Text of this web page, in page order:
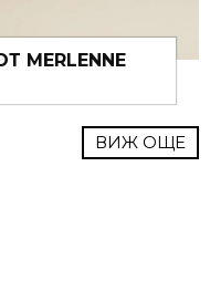
MERLENNE
ВИЖ ОЩЕ